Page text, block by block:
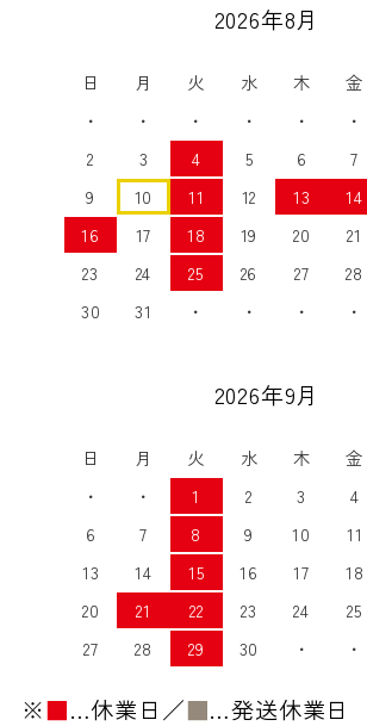
2026年8月
日 月 火 水 木 金
・
・ ・ ・ ・ ・
2
3 4 5 6 7
9
10 11 12 13 14
16
17 18 19 20 21
23
24 25 26 27 28
30
31 ・ ・ ・ ・
2026年9月
日 月 火 水 木 金
・
・ 1 2 3 4
6
7 8 9 10 11
13
14 15 16 17 18
20
21 22 23 24 25
27
28 29 30 ・ ・
※■…休業日／■…発送休業日